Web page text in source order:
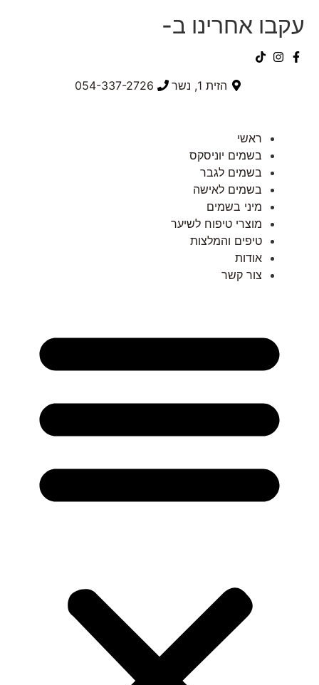
הזית 1, נשר 054-337-2726⁩
עקבו אחרינו ב-
ראשי
בשמים יוניסקס
בשמים לגבר
בשמים לאישה
מיני בשמים
מוצרי טיפוח לשיער
טיפים והמלצות
אודות
צור קשר